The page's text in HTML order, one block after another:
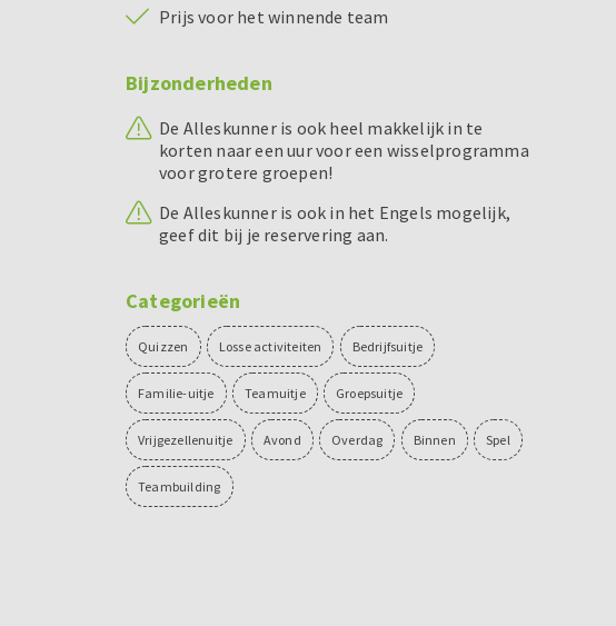
Prijs voor het winnende team
Bijzonderheden
De Alleskunner is ook heel makkelijk in te
korten naar een uur voor een wisselprogramma
voor grotere groepen!
De Alleskunner is ook in het Engels mogelijk,
geef dit bij je reservering aan.
Categorieën
Quizzen Losse activiteiten Bedrijfsuitje
Familie-uitje Teamuitje Groepsuitje
Vrijgezellenuitje Avond Overdag Binnen Spel
Teambuilding